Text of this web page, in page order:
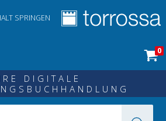
SPRINGEN
0
DIGITALE